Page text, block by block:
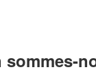
sommes-